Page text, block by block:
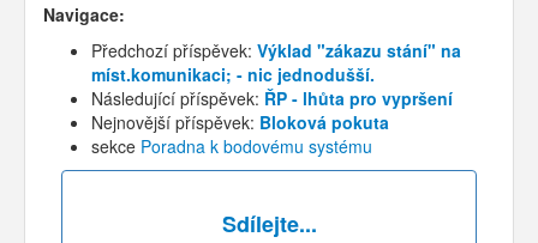
Navigace:
Předchozí příspěvek: Výklad "zákazu stání" na
míst.komunikaci; - nic jednodušší.
Následující příspěvek: ŘP - lhůta pro vypršení
Nejnovější příspěvek: Bloková pokuta
sekce Poradna k bodovému systému
Sdílejte...